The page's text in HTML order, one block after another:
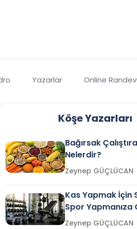
Yazarlar Online
Köşe Yazarları
Bağırsak
Nelerdir?
Zeynep GÜÇLÜCAN
Kas Yapmak İçin
Spor Yapmanıza
Zeynep GÜÇLÜCAN